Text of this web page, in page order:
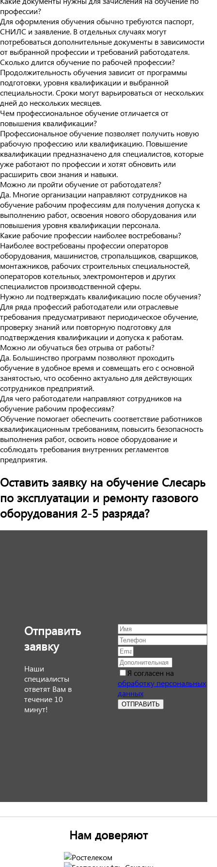
профессии?
Для оформления обучения обычно требуются паспорт,
СНИЛС и заявление. В отдельных случаях могут
потребоваться дополнительные документы в зависимости
от выбранной профессии и требований работодателя.
Сколько длится обучение по рабочей профессии?
Продолжительность обучения зависит от программы
подготовки, уровня квалификации и выбранной
специальности. Сроки могут варьироваться от нескольких
дней до нескольких месяцев.
Чем профессиональное обучение отличается от
повышения квалификации?
Профессиональное обучение позволяет получить новую
рабочую профессию или квалификацию. Повышение
квалификации предназначено для специалистов, которые
уже работают по профессии и хотят обновить или
расширить свои знания и навыки.
Можно ли пройти обучение от работодателя?
Да. Многие организации направляют сотрудников на
обучение рабочим профессиям для получения допуска к
выполнению работ, освоения нового оборудования или
повышения уровня квалификации персонала.
Какие рабочие профессии наиболее востребованы?
Наиболее востребованы профессии операторов
оборудования, машинистов, стропальщиков, сварщиков,
монтажников, рабочих строительных специальностей,
операторов котельных, электромонтеров и других
специалистов производственной сферы.
Нужно ли подтверждать квалификацию после обучения?
Для ряда профессий работодатели или отраслевые
требования предусматривают периодическое обучение,
проверку знаний или повторную подготовку для
подтверждения квалификации и допуска к работам.
Можно ли обучаться без отрыва от работы?
Да. Большинство программ позволяют проходить
обучение в удобное время и совмещать его с основной
занятостью, что особенно актуально для действующих
сотрудников предприятий.
Для чего работодатели направляют сотрудников на
обучение рабочим профессиям?
Обучение помогает обеспечить соответствие работников
квалификационным требованиям, повысить безопасность
выполнения работ, освоить новое оборудование и
соблюдать требования внутренних регламентов
предприятия.
Оставить заявку на обучение Слесарь
по эксплуатации и ремонту газового
оборудования 2-5 разряда?
Отправить
заявку
Наши
специалисты
ответят Вам в
течение 10
минут!
Я согласен на
обработку персональных
данных
ОТПРАВИТЬ
Нам доверяют